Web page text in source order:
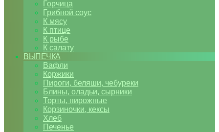
Горчица
Грибной соус
К мясу
К птице
К рыбе
К салату
ВЫПЕЧКА
Вафли
Коржики
Пироги, беляши, чебуреки
Блины, оладьи, сырники
Торты, пирожные
Корзиночки, кексы
Хлеб
Печенье